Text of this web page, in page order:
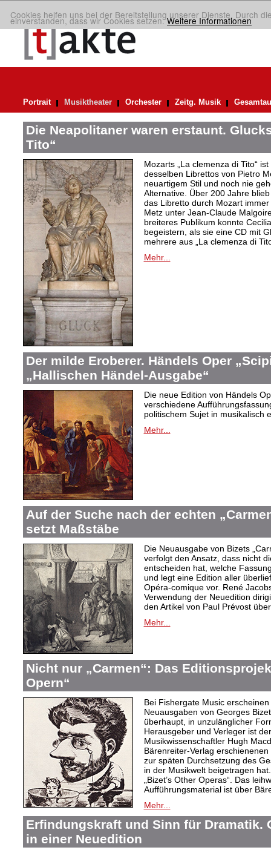
Cookies helfen uns bei der Bereitstellung unserer Dienste. Durch
einverstanden, dass wir Cookies setzen.Weitere Informationen
Portrait Musiktheater Orchester Zeitg. Musik
Die Neapolitaner waren erstaunt.
Tito“
Mozarts „La clemenza di Tito“
desselben Librettos von Pietro
neuartigem Stil und noch nie
Alternative. Über 200 Jahre
das Libretto durch Mozart
Metz unter Jean-Claude
breiteres Publikum konnte
begeistern, als sie eine CD mit
mehrere aus „La clemenza di
Mehr...
Der milde Eroberer. Händels Oper
„Hallischen Händel-Ausgabe“
Die neue Edition von Händels
verschiedene
politischem Sujet in musikalisch
Mehr...
Auf der Suche nach der echten
setzt Maßstäbe
Die Neuausgabe von Bizets
verfolgt den Ansatz, dass nicht
entscheiden hat, welche
und legt eine Edition aller
Opéra-comique vor. René
Verwendung der Neuedition
den Artikel von Paul Prévost
Mehr...
Nicht nur „Carmen“: Das
Opern“
Bei Fishergate Music
Neuausgaben von Georges
überhaupt, in unzulänglicher
Herausgeber und Verleger ist
Musikwissenschaftler Hugh
Bärenreiter-Verlag
zur späten Durchsetzung des
in der Musikwelt beigetragen
„Bizet’s Other Operas“. Das
Aufführungsmaterial ist über
Mehr...
Erfindungskraft und Sinn für Dramatik.
in einer Neuedition